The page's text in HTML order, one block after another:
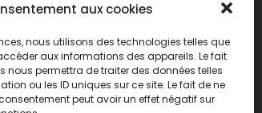
aux cookies
nous utilisons des technologies telles que
aux informations des appareils. Le fait
nous permettra de traiter des données telles
ou les ID uniques sur ce site. Le fait de ne
peut avoir un effet négatif sur